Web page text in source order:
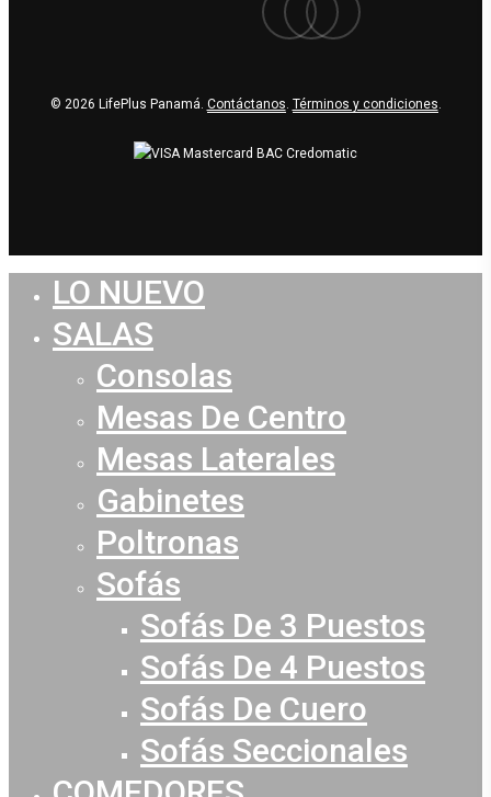
© 2026 LifePlus Panamá. Contáctanos Términos y condiciones
LO NUEVO
SALAS
Consolas
Mesas De Centro
Mesas Laterales
Gabinetes
Poltronas
Sofás
Sofás De 3 Puestos
Sofás De 4 Puestos
Sofás De Cuero
Sofás Seccionales